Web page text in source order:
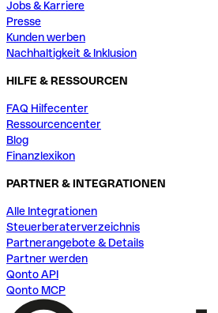
Jobs & Karriere
Presse
Kunden werben
Nachhaltigkeit & Inklusion
HILFE & RESSOURCEN
FAQ Hilfecenter
Ressourcencenter
Blog
Finanzlexikon
PARTNER & INTEGRATIONEN
Alle Integrationen
Steuerberaterverzeichnis
Partnerangebote & Details
Partner werden
Qonto API
Qonto MCP